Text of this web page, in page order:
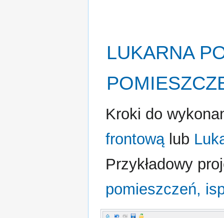
LUKARNA
Kroki do
frontowąlub
Przykładowy
pomieszczeń,